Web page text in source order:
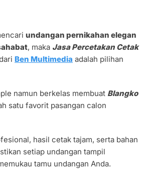
undangan pernikahan elegan
, maka Jasa Percetakan Cetak
Ben Multimedia adalah pilihan
namun berkelas membuat Blangko
satu favorit pasangan calon
hasil cetak tajam, serta bahan
setiap undangan tampil
tamu undangan Anda.